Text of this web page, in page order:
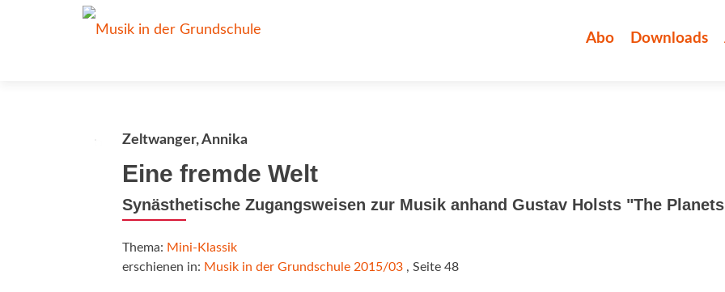
Abo Downloads
Zeltwanger, Annika
Eine fremde Welt
Synästhetische Zugangsweisen zur Musik anhand Gustav Holsts "The
Thema: Mini-Klassik
erschienen in: Musik in der Grundschule 2015/03 , Seite 48